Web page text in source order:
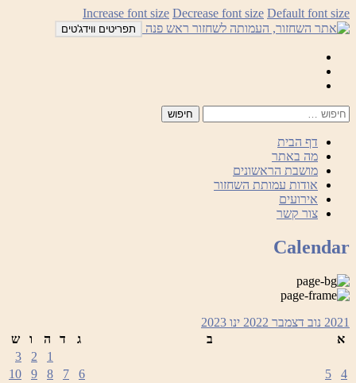
לדלג
לתוכן
Increase font size Decrease font size Default font size
תפריטים ווידג'טים
דף הבית
מה באתר
מושבת הראשונים
אודות עמותת השחזור
אירועים
צור קשר
Calendar
2021 נוב דצמבר 2022 ינו 2023
א
ב ג ד ה ו
ש
1
2
3
4
5
6
7
8
9
10